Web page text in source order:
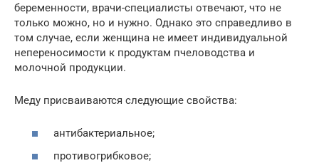
беременности, врачи-специалисты отвечают, что не
только можно, но и нужно. Однако это справедливо в
том случае, если женщина не имеет индивидуальной
непереносимости к продуктам пчеловодства и
молочной продукции.
Меду присваиваются следующие свойства:
антибактериальное;
противогрибковое;